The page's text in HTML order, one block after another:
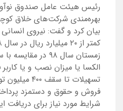
رئیس هیئت عامل صندوق
بهره‌مندی شرکت‌های خلاق
الکسا یا میزان نصب و یا
تسهیلات تا
فروش و حقوق و دستمزد
شرایط مورد نیاز برای